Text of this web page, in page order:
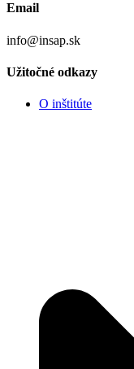
Email
info@insap.sk
Užitočné odkazy
O inštitúte